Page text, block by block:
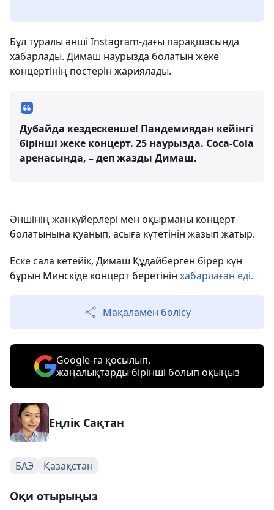
Бұл туралы әнші Instagram-дағы парақшасында
хабарлады. Димаш наурызда болатын жеке
концертінің постерін жариялады.
Дубайда кездескенше! Пандемиядан кейінгі
бірінші жеке концерт. 25 наурызда. Coca-Cola
аренасында, – деп жазды Димаш.
Әншінің жанкүйерлері мен оқырманы концерт
болатынына қуанып, асыға күтетінін жазып жатыр.
Еске сала кетейік, Димаш Құдайберген бірер күн
бұрын Минскіде концерт беретінін хабарлаған еді.
Мақаламен бөлісу
Google-ға қосылып,
жаңалықтарды бірінші болып оқыңыз
Еңлік Сақтан
БАЭ Қазақстан
Оқи отырыңыз